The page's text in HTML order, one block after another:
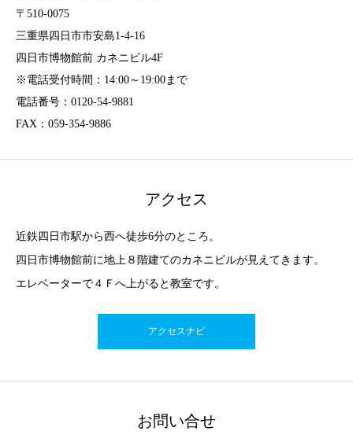
〒510-0075
三重県四日市市安島1-4-16
四日市博物館前 カネニビル4F
※電話受付時間：14:00～19:00まで
電話番号：0120-54-9881
FAX：059-354-9886
アクセス
近鉄四日市駅から西へ徒歩6分のところ。
四日市博物館前に地上８階建てのカネニビルが見えてきます。
エレベーターで４Ｆへ上がると教室です。
アクセスナビ
お問い合せ